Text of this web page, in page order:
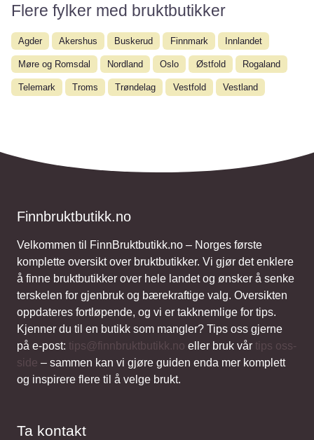
Flere fylker med bruktbutikker
Agder Akershus Buskerud Finnmark Innlandet
Møre og Romsdal Nordland Oslo Østfold Rogaland
Telemark Troms Trøndelag Vestfold Vestland
Finnbruktbutikk.no
Velkommen til FinnBruktbutikk.no – Norges første
komplette oversikt over bruktbutikker. Vi gjør det enklere
å finne bruktbutikker over hele landet og ønsker å senke
terskelen for gjenbruk og bærekraftige valg. Oversikten
oppdateres fortløpende, og vi er takknemlige for tips.
Kjenner du til en butikk som mangler? Tips oss gjerne
på e-post: tips@finnbruktbutikk.no eller bruk vår tips oss-
side – sammen kan vi gjøre guiden enda mer komplett
og inspirere flere til å velge brukt.
Ta kontakt